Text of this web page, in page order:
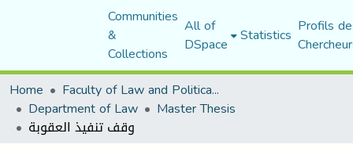
Communities
&
Collections
All of
DSpace Statistics Profils
Home
Faculty of Law and Political Science
Department of Law Master Thesis
وقف تنفيذ العقوبة